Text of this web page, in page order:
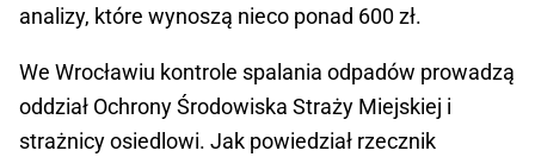
analizy, które wynoszą nieco ponad 600 zł.
We Wrocławiu kontrole spalania odpadów prowadzą
oddział Ochrony Środowiska Straży Miejskiej i
strażnicy osiedlowi. Jak powiedział rzecznik